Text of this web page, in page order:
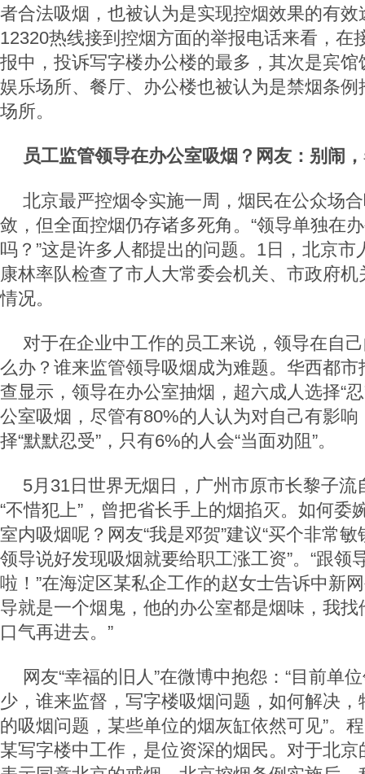
者合法吸烟，也被认为是实现控烟效果的有
12320热线接到控烟方面的举报电话来看，在
报中，投诉写字楼办公楼的最多，其次是宾
娱乐场所、餐厅、办公楼也被认为是禁烟条
场所。
员工监管领导在办公室吸烟？网友：别闹
北京最严控烟令实施一周，烟民在公众场
敛，但全面控烟仍存诸多死角。“领导单独在
吗？”这是许多人都提出的问题。1日，北京市
康林率队检查了市人大常委会机关、市政府
情况。
对于在企业中工作的员工来说，领导在自
么办？谁来监管领导吸烟成为难题。华西都
查显示，领导在办公室抽烟，超六成人选择“
公室吸烟，尽管有80%的人认为对自己有影响
择“默默忍受”，只有6%的人会“当面劝阻”。
5月31日世界无烟日，广州市原市长黎子流
“不惜犯上”，曾把省长手上的烟掐灭。如何委
室内吸烟呢？网友“我是邓贺”建议“买个非常
领导说好发现吸烟就要给职工涨工资”。“跟领
啦！”在海淀区某私企工作的赵女士告诉中新
导就是一个烟鬼，他的办公室都是烟味，我
口气再进去。”
网友“幸福的旧人”在微博中抱怨：“目前单
少，谁来监督，写字楼吸烟问题，如何解决
的吸烟问题，某些单位的烟灰缸依然可见”。
某写字楼中工作，是位资深的烟民。对于北